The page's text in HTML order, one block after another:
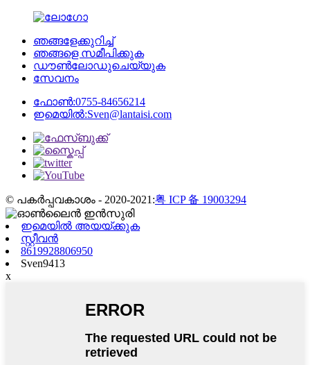
ഞങ്ങളേക്കുറിച്ച്
ഞങ്ങളെ സമീപിക്കുക
ഡൗൺലോഡുചെയ്യുക
സേവനം
ഫോൺ:0755-84656214
ഇമെയിൽ:Sven@lantaisi.com
© പകർപ്പവകാശം - 2020-2021:粤 ICP 备 19003294
ഇമെയിൽ അയയ്ക്കുക
സ്റ്റീവൻ
8619928806950
Sven9413
x